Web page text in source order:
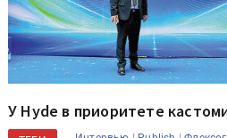
У Hyde в приоритете